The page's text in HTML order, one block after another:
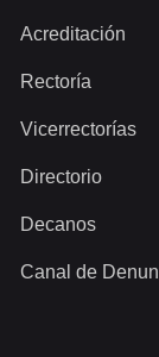
Acreditación
Rectoría
Vicerrectorías
Directorio
Decanos
Canal de